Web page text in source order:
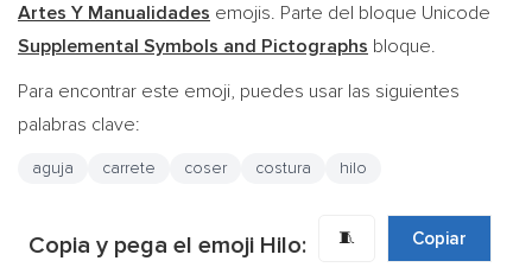
Artes Y Manualidades emojis. Parte del bloque Unicode
Supplemental Symbols and Pictographs bloque.
Para encontrar este emoji, puedes usar las siguientes
palabras clave:
aguja carrete coser costura hilo
Copia y pega el emoji Hilo: 🧵 Copiar